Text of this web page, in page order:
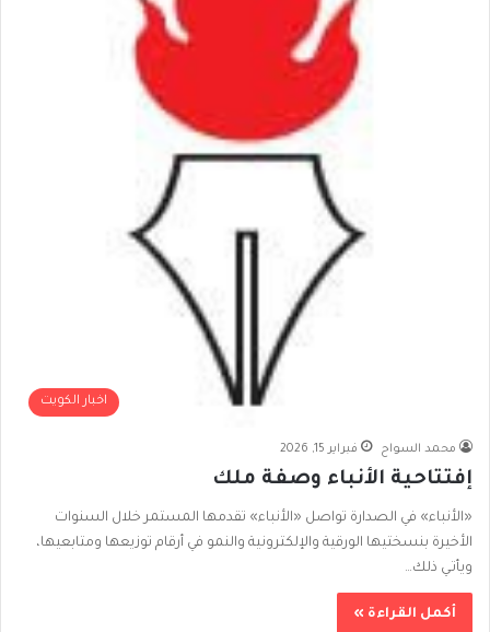
اخبار الكويت
محمد السواح فبراير 15, 2026
إفتتاحية الأنباء وصفة ملك
«الأنباء» في الصدارة تواصل «الأنباء» تقدمها المستمر خلال السنوات
الأخيرة بنسختيها الورقية والإلكترونية والنمو في أرقام توزيعها ومتابعيها،
ويأتـي ذلك…
أكمل القراءة »